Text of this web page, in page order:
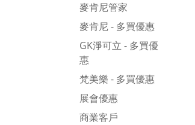
麥肯尼管家
麥肯尼 - 多買優惠
GK淨可立 - 多買優
惠
梵美樂 - 多買優惠
展會優惠
商業客戶